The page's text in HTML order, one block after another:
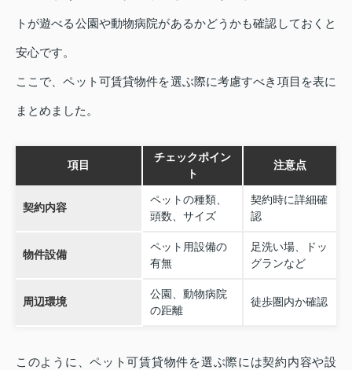
トが遊べる公園や動物病院があるかどうかも確認しておくと
安心です。
ここで、ペット可賃貸物件を選ぶ際に考慮すべき項目を表に
まとめました。
項目
チェックポイン
ト
注意点
契約内容
ペットの種類、
頭数、サイズ
契約時に詳細確
認
物件設備
ペット用設備の
有無
足洗い場、ドッ
グランなど
周辺環境
公園、動物病院
の距離
徒歩圏内か確認
このように、ペット可賃貸物件を選ぶ際には契約内容や設